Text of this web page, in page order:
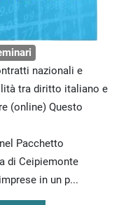
nazionali e
tra diritto italiano e
(online) Questo
Pacchetto
di Ceipiemonte
in un p...